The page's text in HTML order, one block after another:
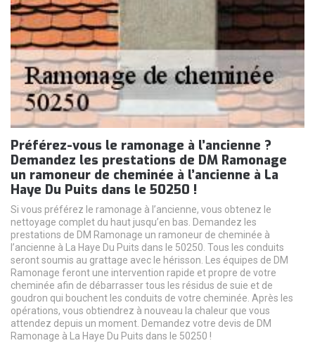
Préférez-vous le ramonage à l’ancienne ?
Demandez les prestations de DM Ramonage
un ramoneur de cheminée à l’ancienne à La
Haye Du Puits dans le 50250 !
Si vous préférez le ramonage à l’ancienne, vous obtenez le
nettoyage complet du haut jusqu’en bas. Demandez les
prestations de DM Ramonage un ramoneur de cheminée à
l’ancienne à La Haye Du Puits dans le 50250. Tous les conduits
seront soumis au grattage avec le hérisson. Les équipes de DM
Ramonage feront une intervention rapide et propre de votre
cheminée afin de débarrasser tous les résidus de suie et de
goudron qui bouchent les conduits de votre cheminée. Après les
opérations, vous obtiendrez à nouveau la chaleur que vous
attendez depuis un moment. Demandez votre devis de DM
Ramonage à La Haye Du Puits dans le 50250 !